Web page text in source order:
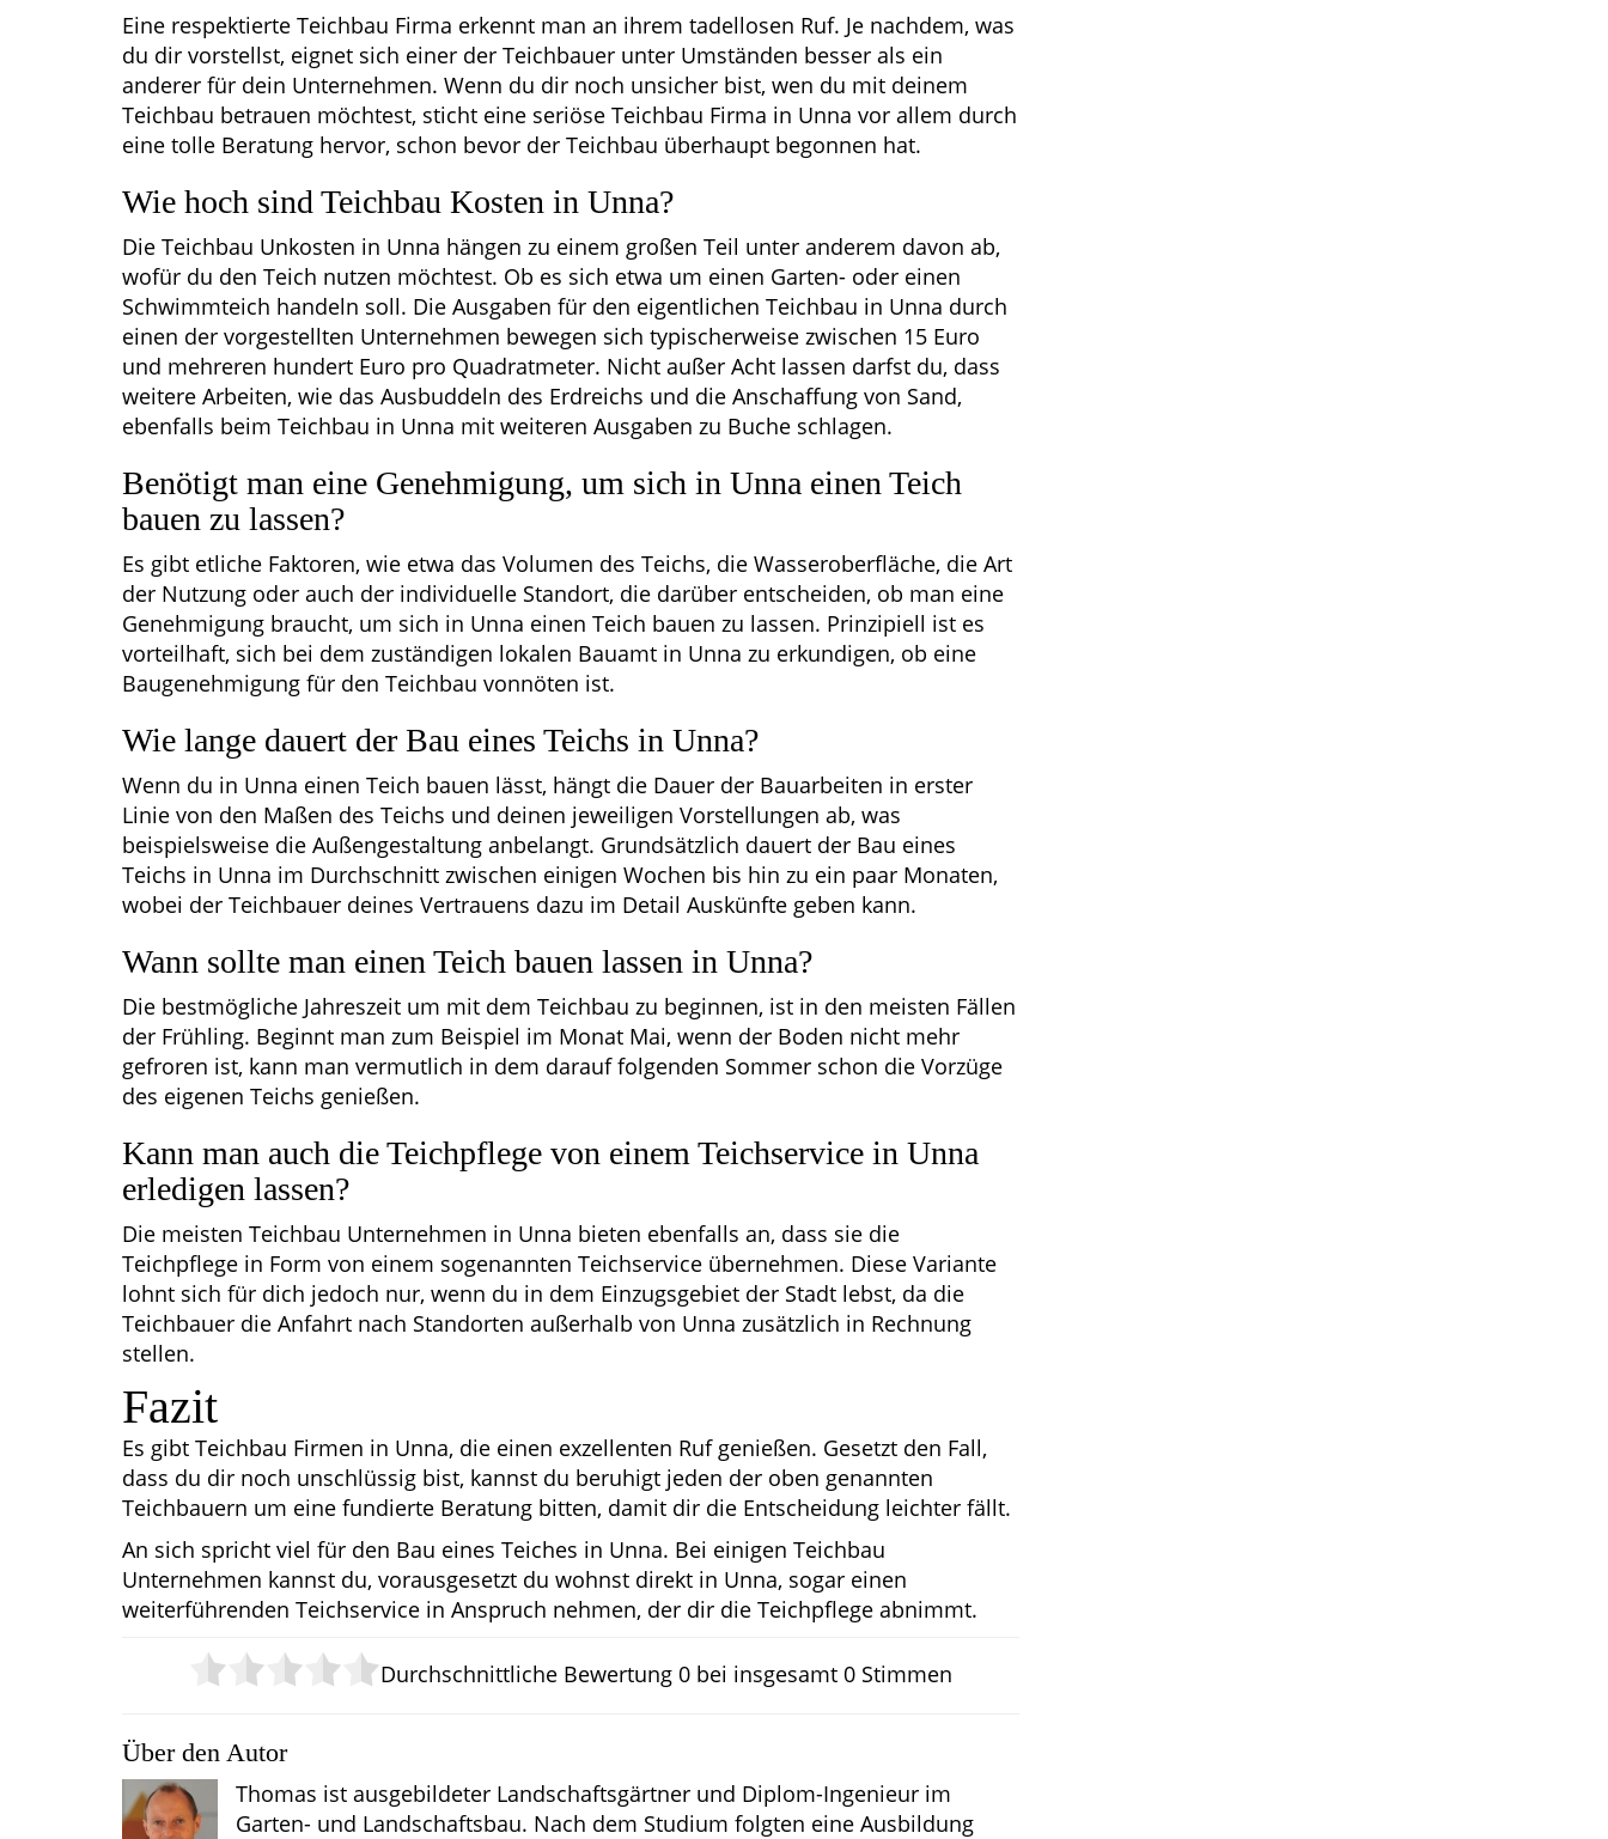
Eine respektierte Teichbau Firma erkennt man an ihrem tadellosen Ruf. Je nachdem, was
du dir vorstellst, eignet sich einer der Teichbauer unter Umständen besser als ein
anderer für dein Unternehmen. Wenn du dir noch unsicher bist, wen du mit deinem
Teichbau betrauen möchtest, sticht eine seriöse Teichbau Firma in Unna vor allem durch
eine tolle Beratung hervor, schon bevor der Teichbau überhaupt begonnen hat.
Wie hoch sind Teichbau Kosten in Unna?
Die Teichbau Unkosten in Unna hängen zu einem großen Teil unter anderem davon ab,
wofür du den Teich nutzen möchtest. Ob es sich etwa um einen Garten- oder einen
Schwimmteich handeln soll. Die Ausgaben für den eigentlichen Teichbau in Unna durch
einen der vorgestellten Unternehmen bewegen sich typischerweise zwischen 15 Euro
und mehreren hundert Euro pro Quadratmeter. Nicht außer Acht lassen darfst du, dass
weitere Arbeiten, wie das Ausbuddeln des Erdreichs und die Anschaffung von Sand,
ebenfalls beim Teichbau in Unna mit weiteren Ausgaben zu Buche schlagen.
Benötigt man eine Genehmigung, um sich in Unna einen Teich
bauen zu lassen?
Es gibt etliche Faktoren, wie etwa das Volumen des Teichs, die Wasseroberfläche, die Art
der Nutzung oder auch der individuelle Standort, die darüber entscheiden, ob man eine
Genehmigung braucht, um sich in Unna einen Teich bauen zu lassen. Prinzipiell ist es
vorteilhaft, sich bei dem zuständigen lokalen Bauamt in Unna zu erkundigen, ob eine
Baugenehmigung für den Teichbau vonnöten ist.
Wie lange dauert der Bau eines Teichs in Unna?
Wenn du in Unna einen Teich bauen lässt, hängt die Dauer der Bauarbeiten in erster
Linie von den Maßen des Teichs und deinen jeweiligen Vorstellungen ab, was
beispielsweise die Außengestaltung anbelangt. Grundsätzlich dauert der Bau eines
Teichs in Unna im Durchschnitt zwischen einigen Wochen bis hin zu ein paar Monaten,
wobei der Teichbauer deines Vertrauens dazu im Detail Auskünfte geben kann.
Wann sollte man einen Teich bauen lassen in Unna?
Die bestmögliche Jahreszeit um mit dem Teichbau zu beginnen, ist in den meisten Fällen
der Frühling. Beginnt man zum Beispiel im Monat Mai, wenn der Boden nicht mehr
gefroren ist, kann man vermutlich in dem darauf folgenden Sommer schon die Vorzüge
des eigenen Teichs genießen.
Kann man auch die Teichpflege von einem Teichservice in Unna
erledigen lassen?
Die meisten Teichbau Unternehmen in Unna bieten ebenfalls an, dass sie die
Teichpflege in Form von einem sogenannten Teichservice übernehmen. Diese Variante
lohnt sich für dich jedoch nur, wenn du in dem Einzugsgebiet der Stadt lebst, da die
Teichbauer die Anfahrt nach Standorten außerhalb von Unna zusätzlich in Rechnung
stellen.
Fazit
Es gibt Teichbau Firmen in Unna, die einen exzellenten Ruf genießen. Gesetzt den Fall,
dass du dir noch unschlüssig bist, kannst du beruhigt jeden der oben genannten
Teichbauern um eine fundierte Beratung bitten, damit dir die Entscheidung leichter fällt.
An sich spricht viel für den Bau eines Teiches in Unna. Bei einigen Teichbau
Unternehmen kannst du, vorausgesetzt du wohnst direkt in Unna, sogar einen
weiterführenden Teichservice in Anspruch nehmen, der dir die Teichpflege abnimmt.
Durchschnittliche Bewertung 0 bei insgesamt 0 Stimmen
Über den Autor
Thomas ist ausgebildeter Landschaftsgärtner und Diplom-Ingenieur im
Garten- und Landschaftsbau. Nach dem Studium folgten eine Ausbildung